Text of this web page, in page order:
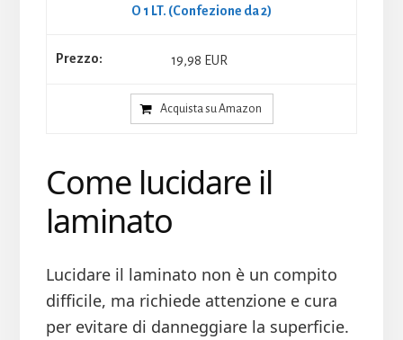
O 1 LT. (Confezione da 2)
19,98 EUR
Acquista su Amazon
Come lucidare il
laminato
Lucidare il laminato non è un compito
difficile, ma richiede attenzione e cura
per evitare di danneggiare la superficie.